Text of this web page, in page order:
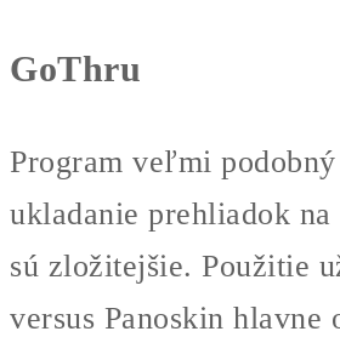
GoThru
Program veľmi
ukladanie prehliadok
sú zložitejšie. Použitie
versus Panoskin